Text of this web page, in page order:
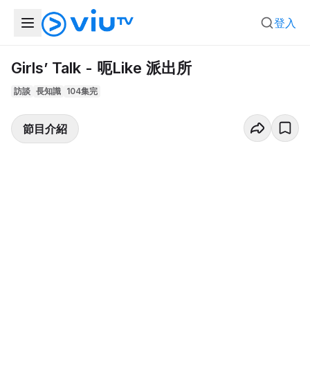
登入
Girls’ Talk - 呃Like 派出所
訪談 長知識 104集完
節目介紹